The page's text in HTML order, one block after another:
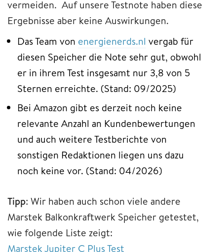
vermeiden. Auf unsere Testnote haben diese
Ergebnisse aber keine Auswirkungen.
Das Team von energienerds.nl vergab für
diesen Speicher die Note sehr gut, obwohl
er in ihrem Test insgesamt nur 3,8 von 5
Sternen erreichte. (Stand: 09/2025)
Bei Amazon gibt es derzeit noch keine
relevante Anzahl an Kundenbewertungen
und auch weitere Testberichte von
sonstigen Redaktionen liegen uns dazu
noch keine vor. (Stand: 04/2026)
Tipp: Wir haben auch schon viele andere
Marstek Balkonkraftwerk Speicher getestet,
wie folgende Liste zeigt:
Marstek Jupiter C Plus Test